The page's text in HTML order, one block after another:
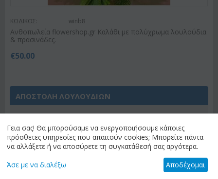
ΚΩΔΙΚΟΣ: winb8
Ανθοπωλεία flowershop.gr Καλάθι με πολύχρωμα λουλούδια
& πρασινάδες.
€50.00
ΑΠΟΣΤΟΛΗ ΛΟΥΛΟΥΔΙΩΝ
Προάστια (Λεκανοπέδιο Αττικής)"ως
προορισμό αποστολής. Αν θέλετε διαφορετικό
προορισμό, παρακαλώ επιλέξτε "αλλαγή
προορισμού" για να δείτε τα διαθέσιμα λουλούδια
για τον προορισμό σας.
Γεια σας! Θα μπορούσαμε να ενεργοποιήσουμε κάποιες
πρόσθετες υπηρεσίες που απαιτούν cookies; Μπορείτε πάντα
να αλλάξετε ή να αποσύρετε τη συγκατάθεσή σας αργότερα.
Άσε με να διαλέξω Αποδέχομαι